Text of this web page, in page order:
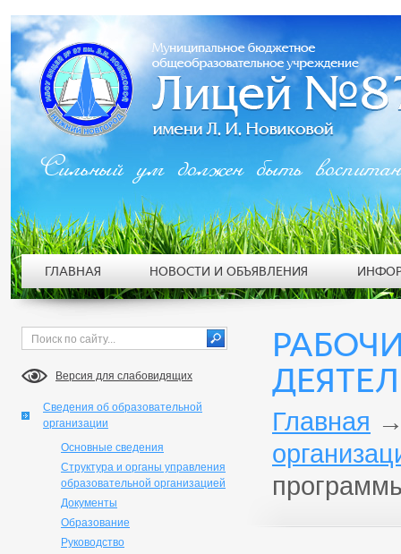
Версия для слабовидящих
Сведения об образовательной
организации
Основные сведения
Структура и органы управления
образовательной организацией
Документы
Образование
Руководство
Главная
Сильный ум должен быть
ГЛАВНАЯ НОВОСТИ И ОБЪЯВЛЕНИЯ